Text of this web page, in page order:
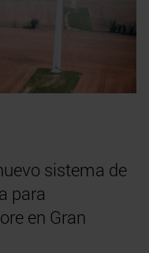
sistema de
para
en Gran